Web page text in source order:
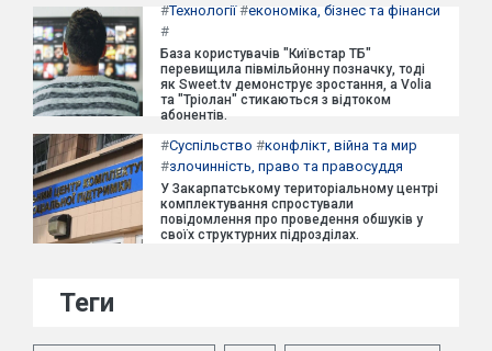
#Технології#економіка, бізнес та фінанси
#
База користувачів "Київстар ТБ"
перевищила півмільйонну позначку, тоді
як Sweet.tv демонструє зростання, а Volia
та "Тріолан" стикаються з відтоком
абонентів.
#Суспільство #конфлікт, війна та мир
#злочинність, право та правосуддя
У Закарпатському територіальному центрі
комплектування спростували
повідомлення про проведення обшуків у
своїх структурних підрозділах.
Теги